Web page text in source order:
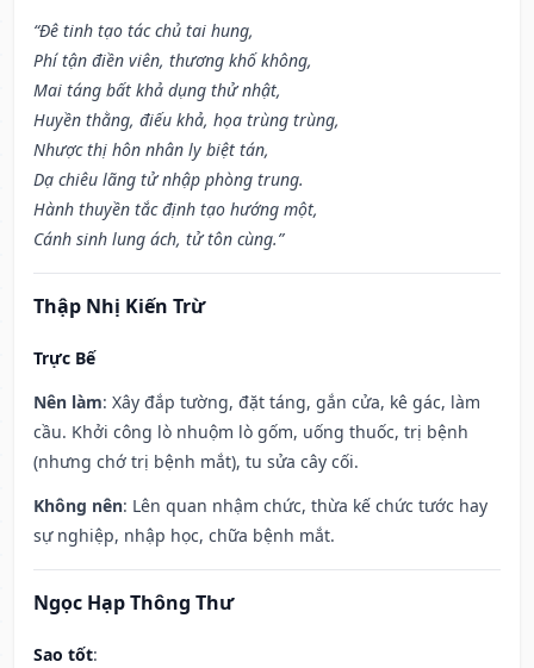
“Đê tinh tạo tác chủ tai hung,
Phí tận điền viên, thương khố không,
Mai táng bất khả dụng thử nhật,
Huyền thằng, điếu khả, họa trùng trùng,
Nhược thị hôn nhân ly biệt tán,
Dạ chiêu lãng tử nhập phòng trung.
Hành thuyền tắc định tạo hướng một,
Cánh sinh lung ách, tử tôn cùng.”
Thập Nhị Kiến Trừ
Trực Bế
Nên làm: Xây đắp tường, đặt táng, gắn cửa, kê gác, làm
cầu. Khởi công lò nhuộm lò gốm, uống thuốc, trị bệnh
(nhưng chớ trị bệnh mắt), tu sửa cây cối.
Không nên: Lên quan nhậm chức, thừa kế chức tước hay
sự nghiệp, nhập học, chữa bệnh mắt.
Ngọc Hạp Thông Thư
Sao tốt: